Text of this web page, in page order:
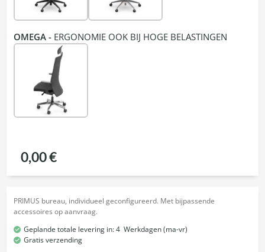
OMEGA - ERGONOMIE OOK BIJ HOGE BELASTINGEN
0,00 €
PRIMUS bureau, individueel geconfigureerd. Met bijpassende
accessoires op aanvraag.
Geplande totale levering in:4 Werkdagen (ma-vr)
Gratis verzending